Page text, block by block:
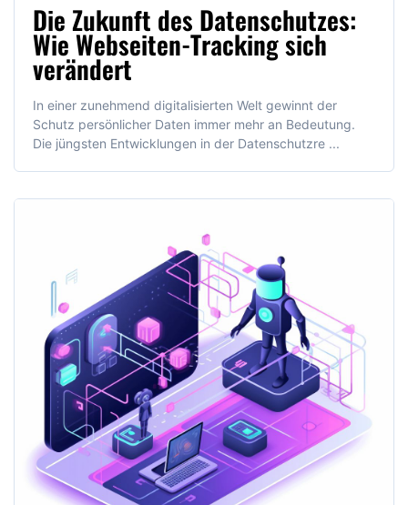
Die Zukunft des Datenschutzes:
Wie Webseiten-Tracking sich
verändert
In einer zunehmend digitalisierten Welt gewinnt der
Schutz persönlicher Daten immer mehr an Bedeutung.
Die jüngsten Entwicklungen in der Datenschutzre ...